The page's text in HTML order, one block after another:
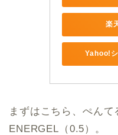
楽
Yahoo!
まずはこちら、ぺんて
ENERGEL（0.5）。